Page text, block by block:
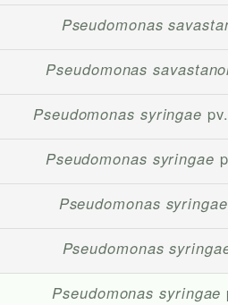
Pseudomonas
Pseudomonas
Pseudomonas syringae pv.
Pseudomonas syringae
Pseudomonas syringae
Pseudomonas
Pseudomonas syringae